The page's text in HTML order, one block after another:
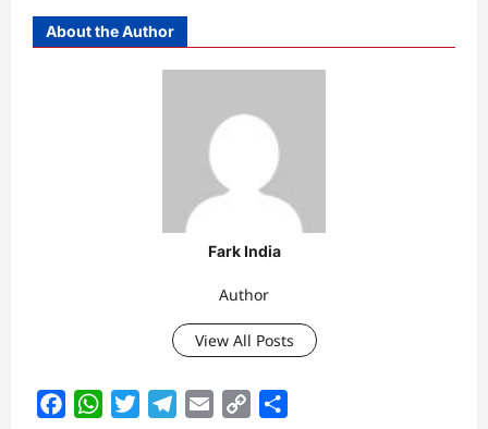
About the Author
Fark India
Author
View All Posts
FacebookWhatsAppTwitterTelegram
Email
Copy